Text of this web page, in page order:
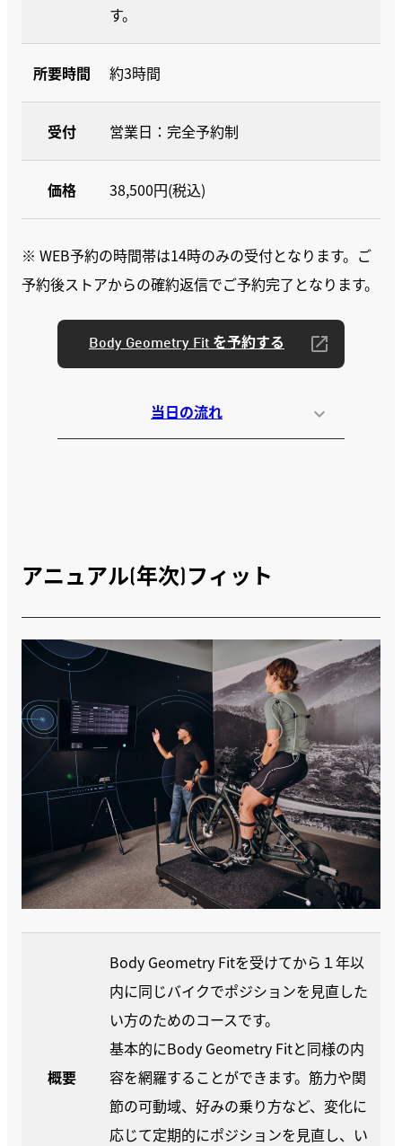
す。
所要時間 約3時間
受付 営業日：完全予約制
価格 38,500円(税込)
※ WEB予約の時間帯は14時のみの受付となります。ご
予約後ストアからの確約返信でご予約完了となります。
Body Geometry Fit を予約する
当日の流れ
アニュアル(年次)フィット
概要
Body Geometry Fitを受けてから１年以
内に同じバイクでポジションを見直した
い方のためのコースです。
基本的にBody Geometry Fitと同様の内
容を網羅することができます。筋力や関
節の可動域、好みの乗り方など、変化に
応じて定期的にポジションを見直し、い